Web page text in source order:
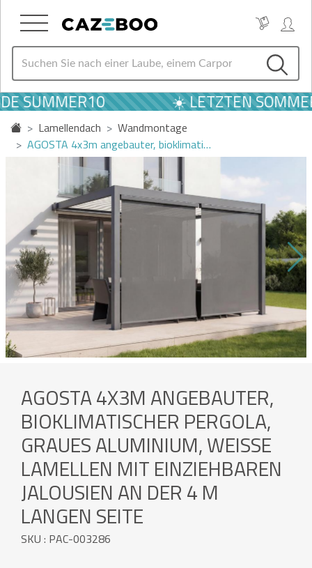
SUMMER10 ☀️ LETZTEN SOMMER
Lamellendach
Wandmontage
AGOSTA 4x3m angebauter, bioklimati…
AGOSTA 4X3M ANGEBAUTER,
BIOKLIMATISCHER PERGOLA,
GRAUES ALUMINIUM, WEISSE L
AMELLEN MIT EINZIEHBAREN J
ALOUSIEN AN DER 4 M L
ANGEN SEITE
SKU : PAC-003286